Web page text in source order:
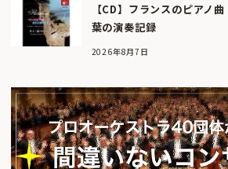
【CD】フランスのピアノ
葉の演奏記録
2026年8月7日